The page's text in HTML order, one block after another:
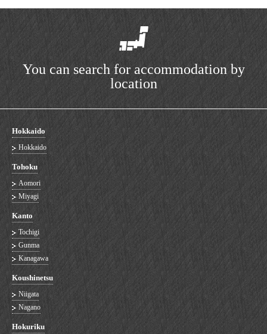
You can search for accommodation by
location
Hokkaido
Hokkaido
Tohoku
Aomori
Miyagi
Kanto
Tochigi
Gunma
Kanagawa
Koushinetsu
Niigata
Nagano
Hokuriku